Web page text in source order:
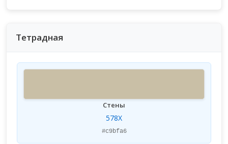
Тетрадная
Стены
578X
#c9bfa6